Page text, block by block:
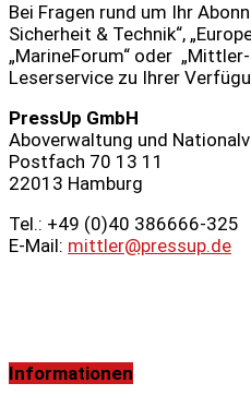
Bei Fragen rund um Ihr
Sicherheit & Technik“,
„MarineForum“ oder
Leserservice zu Ihrer
PressUp GmbH
Aboverwaltung und
Postfach 70 13 11
22013 Hamburg
Tel.: +49 (0)40 386666‑325
E-Mail: mittler@pressup.de
Informationen